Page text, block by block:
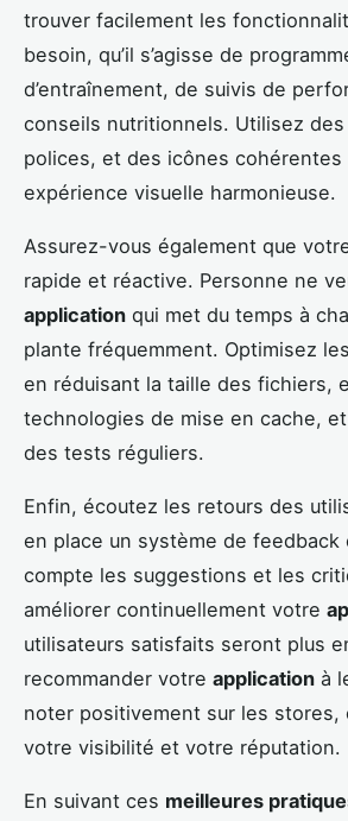
trouver facilement les
besoin, qu’il s’agisse de
d’entraînement, de suivis de
conseils nutritionnels. Utilisez
polices, et des icônes cohérentes
expérience visuelle harmonieuse.
Assurez-vous également que
rapide et réactive. Personne ne
application qui met du temps à
plante fréquemment. Optimisez
en réduisant la taille des fichiers,
technologies de mise en cache,
des tests réguliers.
Enfin, écoutez les retours des
en place un système de feedback
compte les suggestions et les
améliorer continuellement votre
utilisateurs satisfaits seront plus
recommander votre application à
noter positivement sur les stores,
votre visibilité et votre réputation.
En suivant ces meilleures